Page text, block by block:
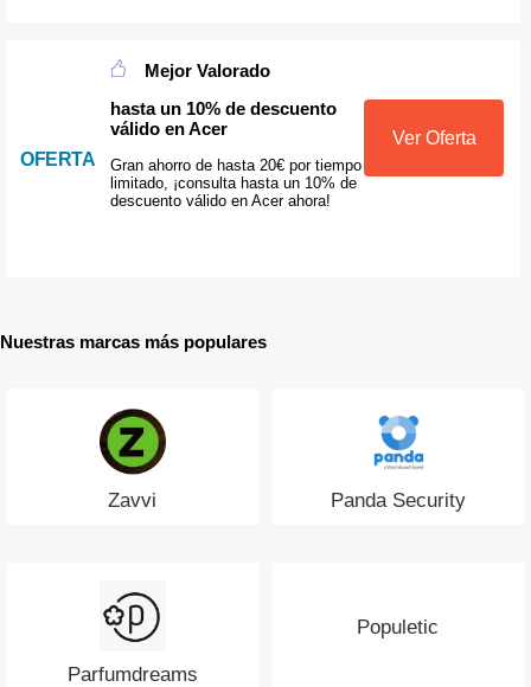
OFERTA
Mejor Valorado
hasta un 10% de descuento
válido en Acer
Gran ahorro de hasta 20€ por tiempo
limitado, ¡consulta hasta un 10% de
descuento válido en Acer ahora!
Ver Oferta
Nuestras marcas más populares
Zavvi Panda Security
Parfumdreams
Populetic